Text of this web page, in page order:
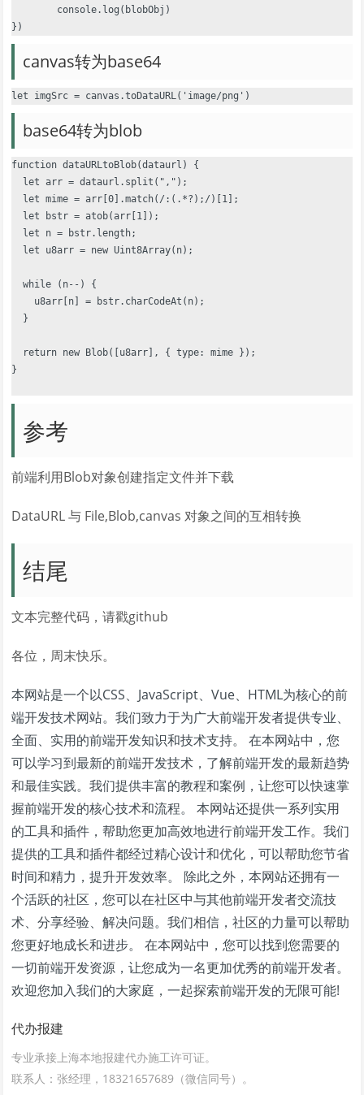
canvas转为base64
base64转为blob
function dataURLtoBlob(dataurl) {
  let arr = dataurl.split(",");
  let mime = arr[0].match(/:(.*?);/)[1];
  let bstr = atob(arr[1]);
  let n = bstr.length;
  let u8arr = new Uint8Array(n);
  while (n--) {
    u8arr[n] = bstr.charCodeAt(n);
  }
  return new Blob([u8arr], { type: mime });
}
参考
前端利用Blob对象创建指定文件并下载
DataURL 与 File,Blob,canvas 对象之间的互相转换
结尾
文本完整代码，请戳github
各位，周末快乐。
本网站是一个以CSS、JavaScript、Vue、HTML为核心的前
端开发技术网站。我们致力于为广大前端开发者提供专业、
全面、实用的前端开发知识和技术支持。 在本网站中，您
可以学习到最新的前端开发技术，了解前端开发的最新趋势
和最佳实践。我们提供丰富的教程和案例，让您可以快速掌
握前端开发的核心技术和流程。 本网站还提供一系列实用
的工具和插件，帮助您更加高效地进行前端开发工作。我们
提供的工具和插件都经过精心设计和优化，可以帮助您节省
时间和精力，提升开发效率。 除此之外，本网站还拥有一
个活跃的社区，您可以在社区中与其他前端开发者交流技
术、分享经验、解决问题。我们相信，社区的力量可以帮助
您更好地成长和进步。 在本网站中，您可以找到您需要的
一切前端开发资源，让您成为一名更加优秀的前端开发者。
欢迎您加入我们的大家庭，一起探索前端开发的无限可能!
代办报建
专业承接上海本地报建代办施工许可证。
联系人：张经理，18321657689（微信同号）。